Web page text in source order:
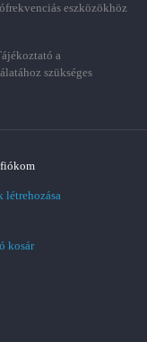
eszközökhöz
a
szükséges
létrehozása
kosár